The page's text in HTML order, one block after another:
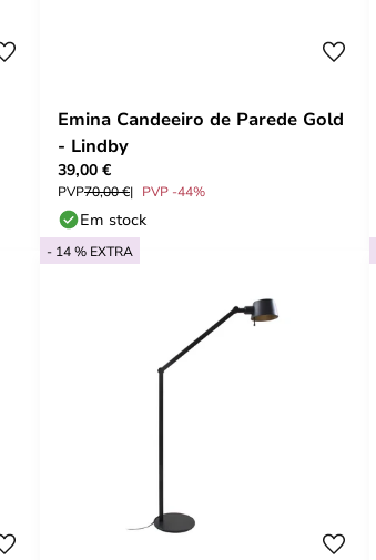
Emina Candeeiro de Parede Gold
- Lindby
39,00 €
PVP70,00 € PVP -44%
Em stock
- 14 % EXTRA